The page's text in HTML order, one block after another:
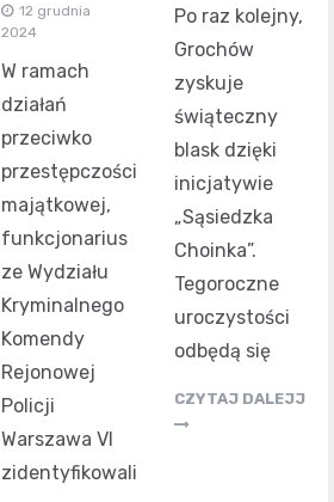
12 grudnia
2024
W ramach
działań
przeciwko
przestępczości
majątkowej,
funkcjonarius
ze Wydziału
Kryminalnego
Komendy
Rejonowej
Policji
Warszawa VI
zidentyfikowali
Po raz kolejny,
Grochów
zyskuje
świąteczny
blask dzięki
inicjatywie
„Sąsiedzka
Choinka”.
Tegoroczne
uroczystości
odbędą się
CZYTAJ DALEJJ